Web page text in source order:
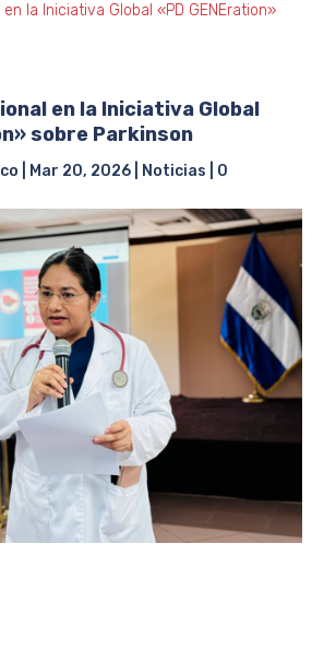
la Iniciativa Global «PD GENEration»
en la Iniciativa Global
sobre Parkinson
Mar 20, 2026 Noticias
0